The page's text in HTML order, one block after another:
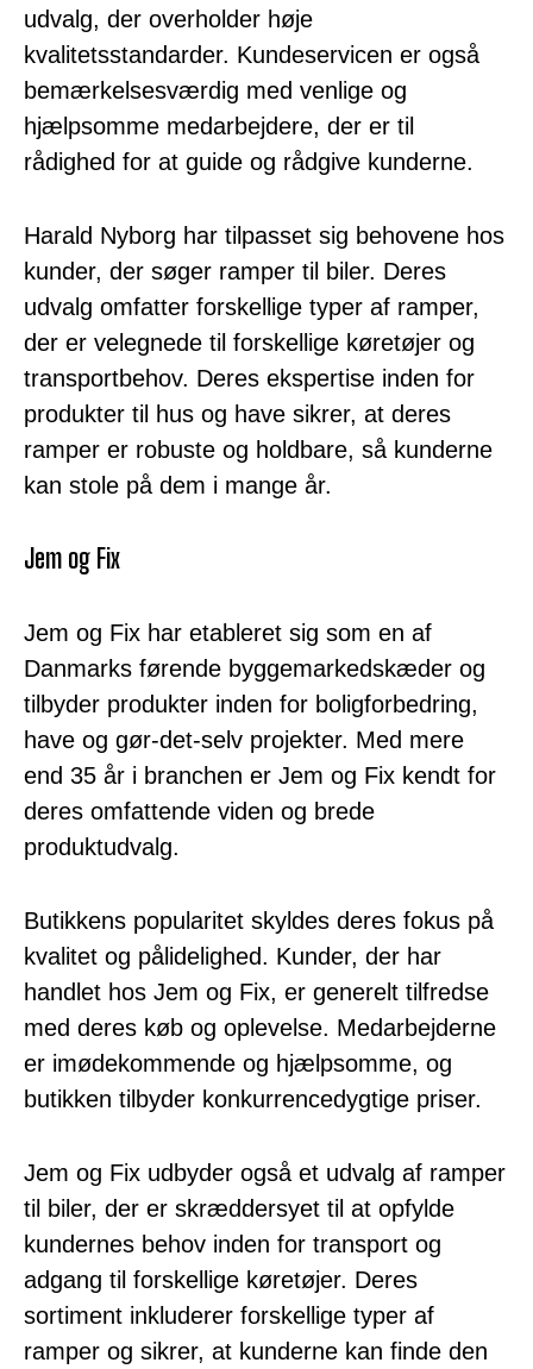
udvalg, der overholder høje
kvalitetsstandarder. Kundeservicen er også
bemærkelsesværdig med venlige og
hjælpsomme medarbejdere, der er til
rådighed for at guide og rådgive kunderne.
Harald Nyborg har tilpasset sig behovene hos
kunder, der søger ramper til biler. Deres
udvalg omfatter forskellige typer af ramper,
der er velegnede til forskellige køretøjer og
transportbehov. Deres ekspertise inden for
produkter til hus og have sikrer, at deres
ramper er robuste og holdbare, så kunderne
kan stole på dem i mange år.
Jem og Fix
Jem og Fix har etableret sig som en af
Danmarks førende byggemarkedskæder og
tilbyder produkter inden for boligforbedring,
have og gør-det-selv projekter. Med mere
end 35 år i branchen er Jem og Fix kendt for
deres omfattende viden og brede
produktudvalg.
Butikkens popularitet skyldes deres fokus på
kvalitet og pålidelighed. Kunder, der har
handlet hos Jem og Fix, er generelt tilfredse
med deres køb og oplevelse. Medarbejderne
er imødekommende og hjælpsomme, og
butikken tilbyder konkurrencedygtige priser.
Jem og Fix udbyder også et udvalg af ramper
til biler, der er skræddersyet til at opfylde
kundernes behov inden for transport og
adgang til forskellige køretøjer. Deres
sortiment inkluderer forskellige typer af
ramper og sikrer, at kunderne kan finde den